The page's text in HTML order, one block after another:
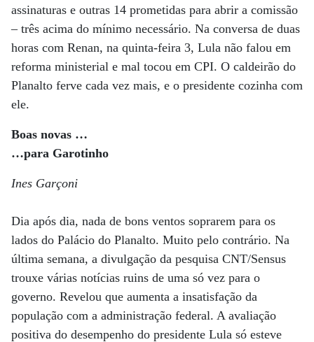
assinaturas e outras 14 prometidas para abrir a comissão
– três acima do mínimo necessário. Na conversa de duas
horas com Renan, na quinta-feira 3, Lula não falou em
reforma ministerial e mal tocou em CPI. O caldeirão do
Planalto ferve cada vez mais, e o presidente cozinha com
ele.
Boas novas …
…para Garotinho
Ines Garçoni
Dia após dia, nada de bons ventos soprarem para os
lados do Palácio do Planalto. Muito pelo contrário. Na
última semana, a divulgação da pesquisa CNT/Sensus
trouxe várias notícias ruins de uma só vez para o
governo. Revelou que aumenta a insatisfação da
população com a administração federal. A avaliação
positiva do desempenho do presidente Lula só esteve